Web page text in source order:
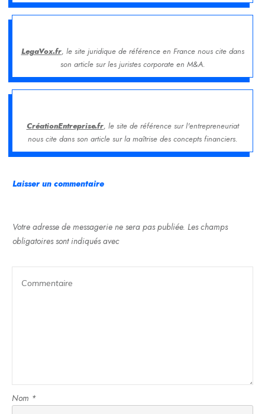
LegaVox.fr, le site juridique de référence en France nous cite dans
son article sur les juristes corporate en M&A.
CréationEntreprise.fr, le site de référence sur l'entrepreneuriat
nous cite dans son article sur la maîtrise des concepts financiers.
Laisser un commentaire
Votre adresse de messagerie ne sera pas publiée. Les champs
obligatoires sont indiqués avec
Nom *